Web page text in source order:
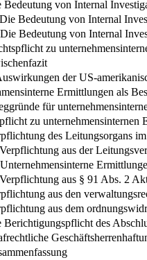
Bedeutung von Internal
Bedeutung von Internal
Bedeutung von Internal
zu
der US-
Ermittlungen als
für
zu unternehmensinternen
des Leitungsorgans
aus der
aus § 91 Abs. 2
aus den
aus dem
Berichtigungspflicht des